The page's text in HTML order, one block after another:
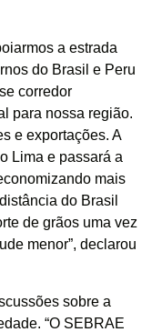
a estrada
do Brasil e Peru
corredor
para nossa região.
e exportações. A
Lima e passará a
mais
do Brasil
de grãos uma vez
menor”, declarou
sobre a
“O SEBRAE